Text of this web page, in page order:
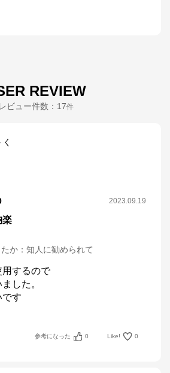
REVIEW
レビュー件数： 17件
2023.09.19
楽
か ： 知人に勧められて
するので
した。
です
参考になった 0 Like! 0